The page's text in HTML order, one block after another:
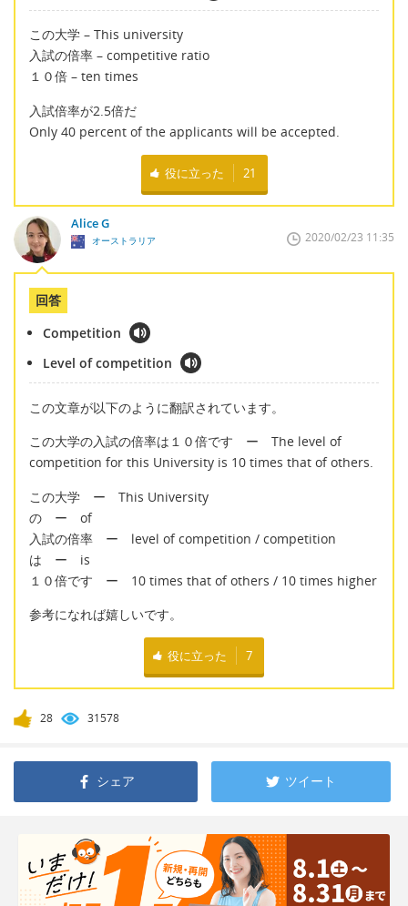
この大学 – This university
入試の倍率 – competitive ratio
１０倍 – ten times
入試倍率が2.5倍だ
Only 40 percent of the applicants will be accepted.
役に立った 21
Alice G
オーストラリア 2020/02/23 11:35
回答
Competition
Level of competition
この文章が以下のように翻訳されています。
この大学の入試の倍率は１０倍です ー The level of
competition for this University is 10 times that of others.
この大学 ー This University
の ー of
入試の倍率 ー level of competition / competition
は ー is
１０倍です ー 10 times that of others / 10 times higher
参考になれば嬉しいです。
役に立った 7
28 31578
シェア ツイート